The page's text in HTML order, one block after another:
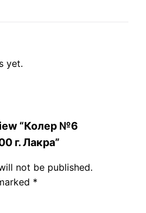
yet.
“Колер №6
г. Лакра”
not be published.
*